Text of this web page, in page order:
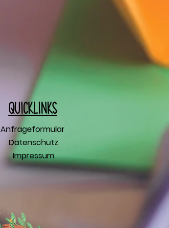
Quicklinks
Anfrageformular
Datenschutz
Impressum